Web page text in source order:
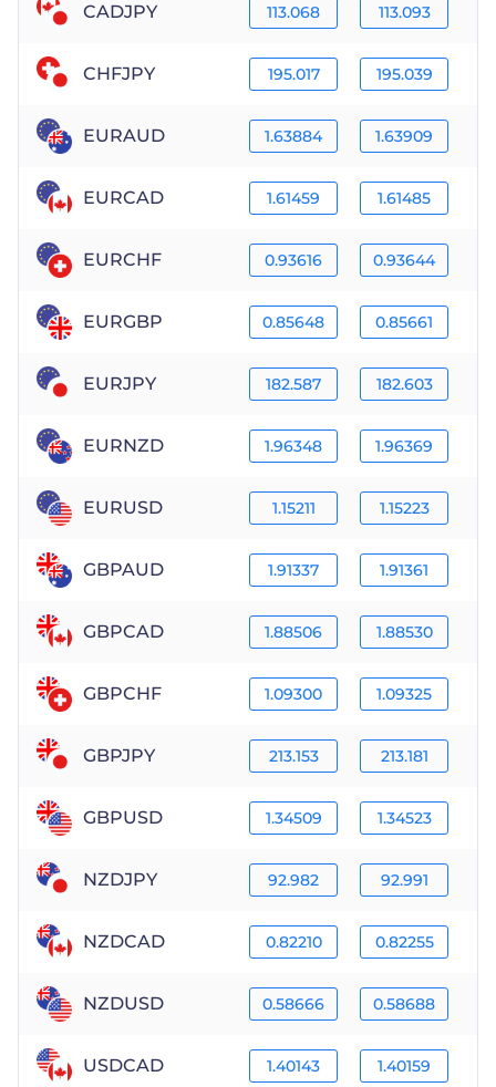
CADJPY 113.068 113.093
CHFJPY 195.017 195.039
EURAUD 1.63884 1.63909
EURCAD 1.61459 1.61485
EURCHF 0.93616 0.93644
EURGBP 0.85648 0.85661
EURJPY 182.587 182.603
EURNZD 1.96348 1.96369
EURUSD 1.15211 1.15223
GBPAUD 1.91337 1.91361
GBPCAD 1.88506 1.88530
GBPCHF 1.09300 1.09325
GBPJPY 213.153 213.181
GBPUSD 1.34509 1.34523
NZDJPY 92.982 92.991
NZDCAD 0.82210 0.82255
NZDUSD 0.58666 0.58688
USDCAD 1.40143 1.40159